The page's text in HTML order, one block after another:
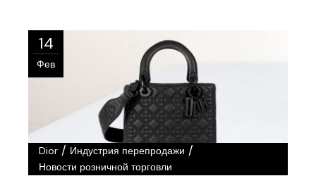
14
Фев
Dior / Индустрия перепродажи /
Новости розничной торговли